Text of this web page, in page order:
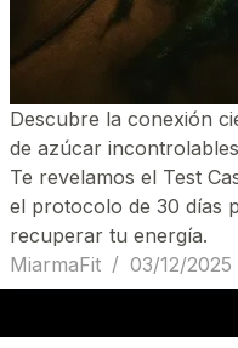
Descubre la conexión
de azúcar
Te revelamos el Test
el protocolo de 30 días
recuperar tu energía.
MiarmaFit
03/12/2025